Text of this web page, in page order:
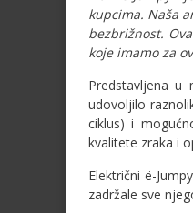
kupcima. Naša
bezbrižnost.
koje imamo za
Predstavljena u
udovoljilo
ciklus) i
kvalitete zraka i
Električni ë-
zadržale sve